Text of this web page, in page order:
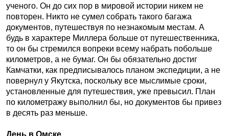
ученого. Он до сих пор в мировой истории никем не
повторен. Никто не сумел собрать такого багажа
документов, путешествуя по незнакомым местам. А
будь в характере Миллера больше от путешественника,
то он бы стремился вопреки всему набрать побольше
километров, а не бумаг. Он бы обязательно достиг
Камчатки, как предписывалось планом экспедиции, а не
повернул у Якутска, поскольку все мыслимые сроки,
установленные для путешествия, уже превысил. План
по километражу выполнил бы, но документов бы привез
в десять раз меньше.
День в Омске